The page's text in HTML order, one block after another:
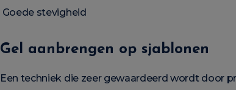
Goede stevigheid
Gel aanbrengen op sjablonen
Een techniek die zeer gewaardeerd wordt door